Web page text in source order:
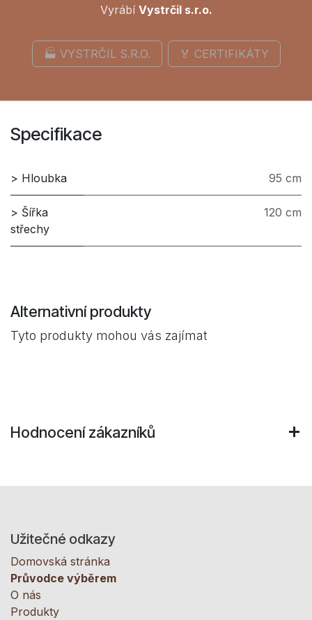
Vyrábí Vystrčil s.r.o.
🏭 VYSTRČIL S.R.O. 🏅 CERTIFIKÁTY
Specifikace
> Hloubka 95 cm
> Šířka
střechy
120 cm
Alternativní produkty
Tyto produkty mohou vás zajímat
Hodnocení zákazníků
Užitečné odkazy
Domovská stránka
Průvodce výběrem
O nás
Produkty